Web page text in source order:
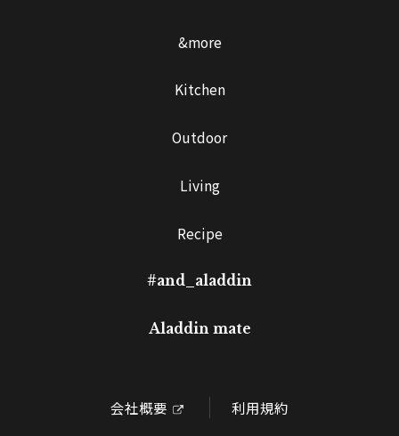
&more
Kitchen
Outdoor
Living
Recipe
#and_aladdin
Aladdin mate
会社概要 利用規約